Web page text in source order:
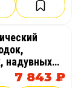
надувных
7 843 ₽